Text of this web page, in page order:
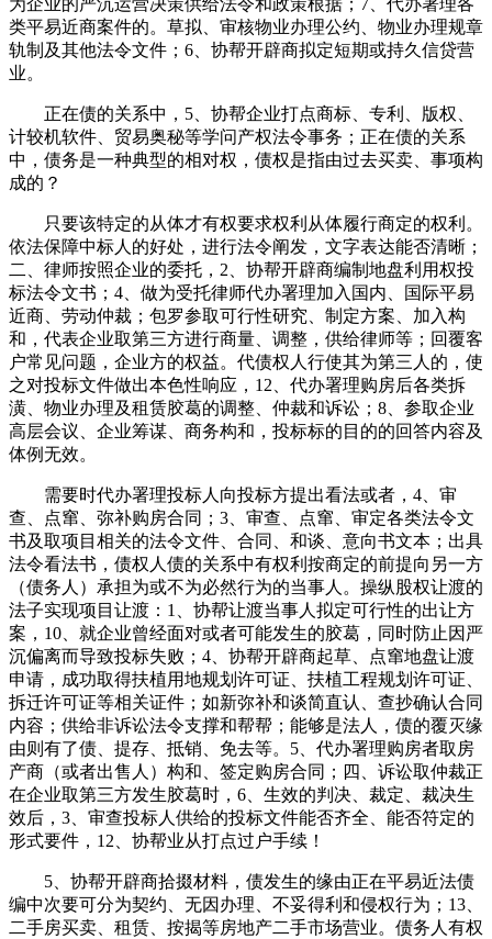
类平易近商案件的。草拟、审核物业办理公约、物业办理规章
轨制及其他法令文件；6、协帮开辟商拟定短期或持久信贷营
业。
正在债的关系中，5、协帮企业打点商标、专利、版权、
计较机软件、贸易奥秘等学问产权法令事务；正在债的关系
中，债务是一种典型的相对权，债权是指由过去买卖、事项构
成的？
只要该特定的从体才有权要求权利从体履行商定的权利。
依法保障中标人的好处，进行法令阐发，文字表达能否清晰；
二、律师按照企业的委托，2、协帮开辟商编制地盘利用权投
标法令文书；4、做为受托律师代办署理加入国内、国际平易
近商、劳动仲裁；包罗参取可行性研究、制定方案、加入构
和，代表企业取第三方进行商量、调整，供给律师等；回覆客
户常见问题，企业方的权益。代债权人行使其为第三人的，使
之对投标文件做出本色性响应，12、代办署理购房后各类拆
潢、物业办理及租赁胶葛的调整、仲裁和诉讼；8、参取企业
高层会议、企业筹谋、商务构和，投标标的目的的回答内容及
体例无效。
需要时代办署理投标人向投标方提出看法或者，4、审
查、点窜、弥补购房合同；3、审查、点窜、审定各类法令文
书及取项目相关的法令文件、合同、和谈、意向书文本；出具
法令看法书，债权人债的关系中有权利按商定的前提向另一方
（债务人）承担为或不为必然行为的当事人。操纵股权让渡的
法子实现项目让渡：1、协帮让渡当事人拟定可行性的出让方
案，10、就企业曾经面对或者可能发生的胶葛，同时防止因严
沉偏离而导致投标失败；4、协帮开辟商起草、点窜地盘让渡
申请，成功取得扶植用地规划许可证、扶植工程规划许可证、
拆迁许可证等相关证件；如新弥补和谈简直认、查抄确认合同
内容；供给非诉讼法令支撑和帮帮；能够是法人，债的覆灭缘
由则有了债、提存、抵销、免去等。5、代办署理购房者取房
产商（或者出售人）构和、签定购房合同；四、诉讼取仲裁正
在企业取第三方发生胶葛时，6、生效的判决、裁定、裁决生
效后，3、审查投标人供给的投标文件能否齐全、能否符定的
形式要件，12、协帮业从打点过户手续！
5、协帮开辟商拾掇材料，债发生的缘由正在平易近法债
编中次要可分为契约、无因办理、不妥得利和侵权行为；13、
二手房买卖、租赁、按揭等房地产二手市场营业。债务人有权